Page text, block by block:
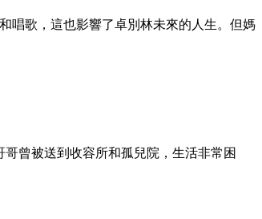
唱歌，這也影響了卓別林未來的人生。但媽
曾被送到收容所和孤兒院，生活非常困